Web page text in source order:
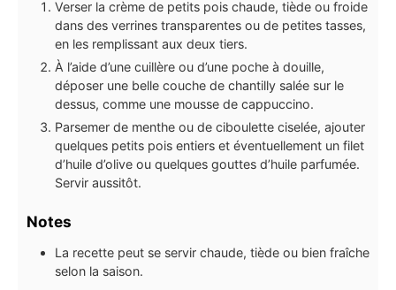
Verser la crème de petits pois chaude, tiède ou froide
dans des verrines transparentes ou de petites tasses,
en les remplissant aux deux tiers.
À l’aide d’une cuillère ou d’une poche à douille,
déposer une belle couche de chantilly salée sur le
dessus, comme une mousse de cappuccino.
Parsemer de menthe ou de ciboulette ciselée, ajouter
quelques petits pois entiers et éventuellement un filet
d’huile d’olive ou quelques gouttes d’huile parfumée.
Servir aussitôt.
Notes
La recette peut se servir chaude, tiède ou bien fraîche
selon la saison.